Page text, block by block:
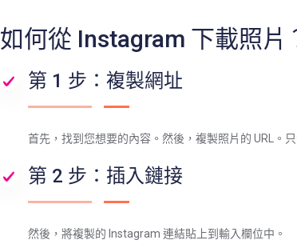
如何從 Instagram 下載照片
第 1 步：複製網址
首先，找到您想要的內容。然後，複製照片的 URL。只
第 2 步：插入鏈接
然後，將複製的 Instagram 連結貼上到輸入欄位中。